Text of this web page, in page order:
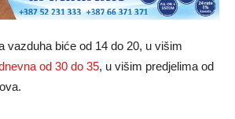
vazduha biće od 14 do 20, u višim
od 30 do 35, u višim predjelima od